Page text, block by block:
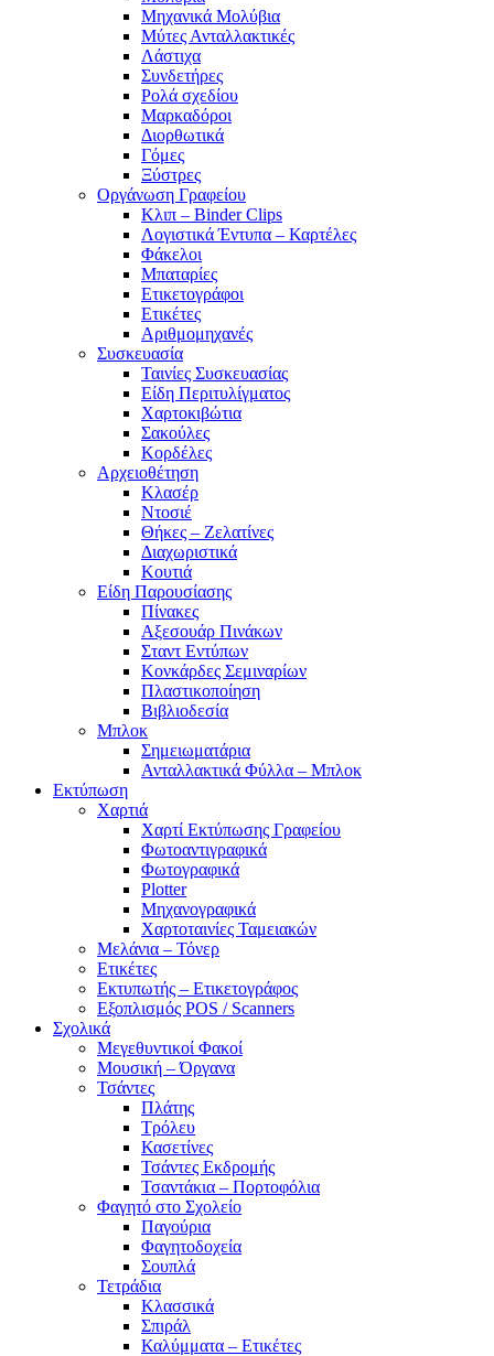
Μηχανικά Μολύβια
Μύτες Ανταλλακτικές
Λάστιχα
Συνδετήρες
Ρολά σχεδίου
Μαρκαδόροι
Διορθωτικά
Γόμες
Ξύστρες
Οργάνωση Γραφείου
Κλιπ – Binder Clips
Λογιστικά Έντυπα – Καρτέλες
Φάκελοι
Μπαταρίες
Ετικετογράφοι
Ετικέτες
Αριθμομηχανές
Συσκευασία
Ταινίες Συσκευασίας
Είδη Περιτυλίγματος
Χαρτοκιβώτια
Σακούλες
Κορδέλες
Αρχειοθέτηση
Κλασέρ
Ντοσιέ
Θήκες – Ζελατίνες
Διαχωριστικά
Κουτιά
Είδη Παρουσίασης
Πίνακες
Αξεσουάρ Πινάκων
Σταντ Εντύπων
Κονκάρδες Σεμιναρίων
Πλαστικοποίηση
Βιβλιοδεσία
Μπλοκ
Σημειωματάρια
Ανταλλακτικά Φύλλα – Μπλοκ
Εκτύπωση
Χαρτιά
Χαρτί Εκτύπωσης Γραφείου
Φωτοαντιγραφικά
Φωτογραφικά
Plotter
Μηχανογραφικά
Χαρτοταινίες Ταμειακών
Μελάνια – Τόνερ
Ετικέτες
Εκτυπωτής – Ετικετογράφος
Εξοπλισμός POS / Scanners
Σχολικά
Μεγεθυντικοί Φακοί
Μουσική – Όργανα
Τσάντες
Πλάτης
Τρόλευ
Κασετίνες
Τσάντες Εκδρομής
Τσαντάκια – Πορτοφόλια
Φαγητό στο Σχολείο
Παγούρια
Φαγητοδοχεία
Σουπλά
Τετράδια
Κλασσικά
Σπιράλ
Καλύμματα – Ετικέτες